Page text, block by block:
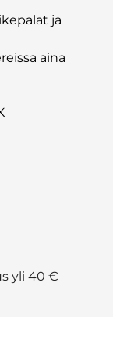
ja
aina
yli 40 €